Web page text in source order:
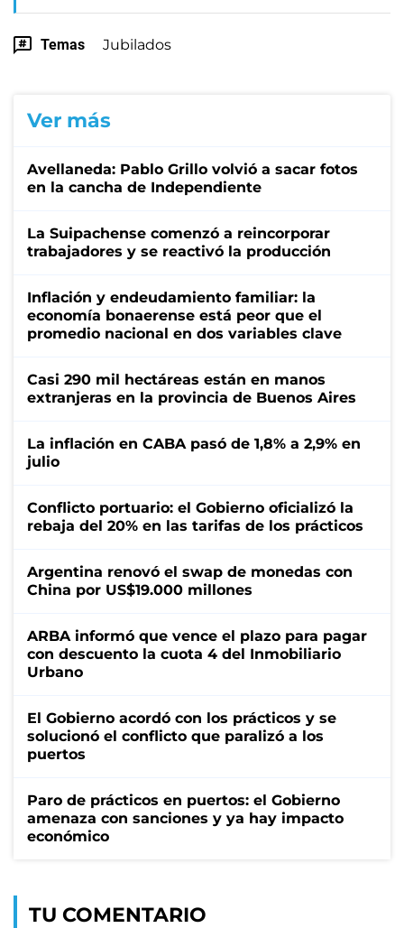
Temas Jubilados
Ver más
Avellaneda: Pablo Grillo volvió a sacar fotos
en la cancha de Independiente
La Suipachense comenzó a reincorporar
trabajadores y se reactivó la producción
Inflación y endeudamiento familiar: la
economía bonaerense está peor que el
promedio nacional en dos variables clave
Casi 290 mil hectáreas están en manos
extranjeras en la provincia de Buenos Aires
La inflación en CABA pasó de 1,8% a 2,9% en
julio
Conflicto portuario: el Gobierno oficializó la
rebaja del 20% en las tarifas de los prácticos
Argentina renovó el swap de monedas con
China por US$19.000 millones
ARBA informó que vence el plazo para pagar
con descuento la cuota 4 del Inmobiliario
Urbano
El Gobierno acordó con los prácticos y se
solucionó el conflicto que paralizó a los
puertos
Paro de prácticos en puertos: el Gobierno
amenaza con sanciones y ya hay impacto
económico
TU COMENTARIO